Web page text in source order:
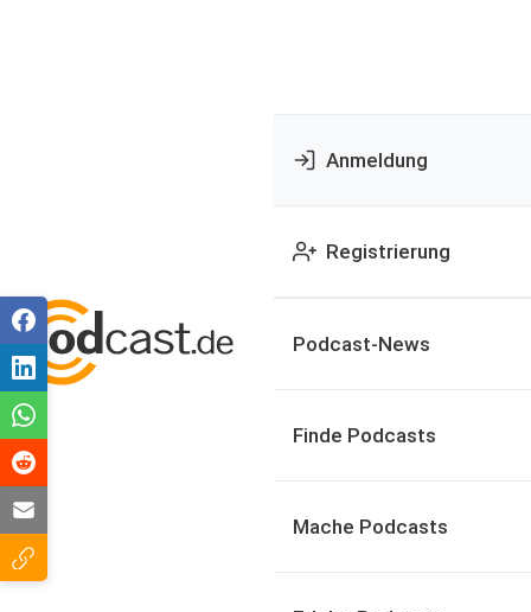
Anmeldung
Registrierung
Podcast-News
Finde Podcasts
Mache Podcasts